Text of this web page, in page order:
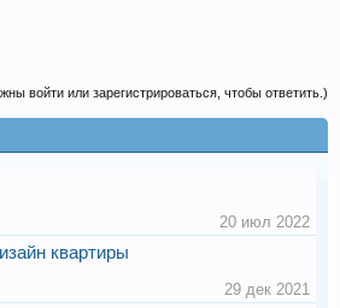
войти или зарегистрироваться, чтобы ответить.)
20 июл 2022
квартиры
29 дек 2021